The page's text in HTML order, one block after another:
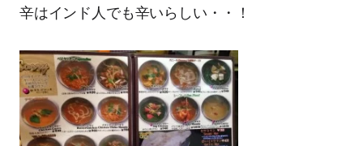
辛はインド人でも辛いらしい・・！